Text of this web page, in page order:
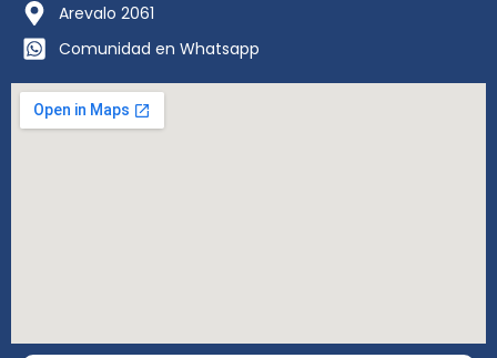
Arevalo 2061
Comunidad en Whatsapp